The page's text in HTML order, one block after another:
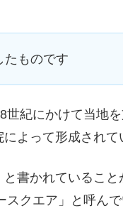
たものです
紀にかけて当地
よって形成されて
書かれていること
クエア」と呼ん